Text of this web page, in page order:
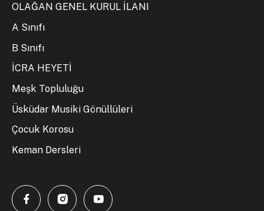
OLAĞAN GENEL KURUL İLANI
A Sınıfı
B Sınıfı
İCRA HEYETİ
Meşk Topluluğu
Üsküdar Musiki Gönüllüleri
Çocuk Korosu
Keman Dersleri